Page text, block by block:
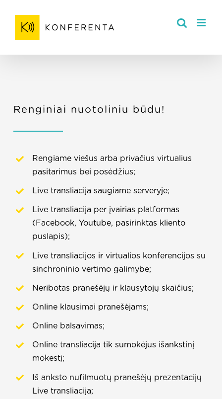
content
Renginiai nuotoliniu būdu!
Rengiame viešus arba privačius virtualius
pasitarimus bei posėdžius;
Live transliacija saugiame serveryje;
Live transliacija per įvairias platformas
(Facebook, Youtube, pasirinktas kliento
puslapis);
Live transliacijos ir virtualios konferencijos su
sinchroninio vertimo galimybe;
Neribotas pranešėjų ir klausytojų skaičius;
Online klausimai pranešėjams;
Online balsavimas;
Online transliacija tik sumokėjus išankstinį
mokestį;
Iš anksto nufilmuotų pranešėjų prezentacijų
Live transliacija;